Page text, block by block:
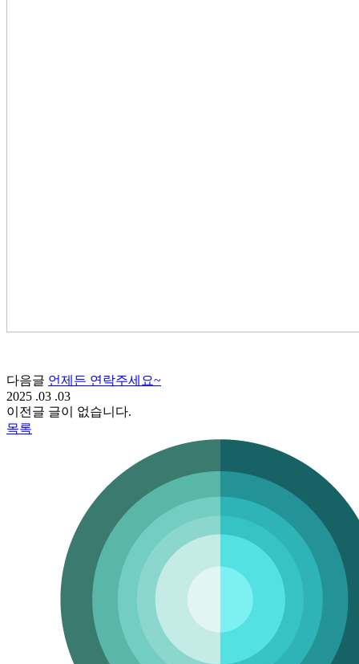
다음글 언제든 연락주세요~
2025 .03 .03
이전글 글이 없습니다.
목록